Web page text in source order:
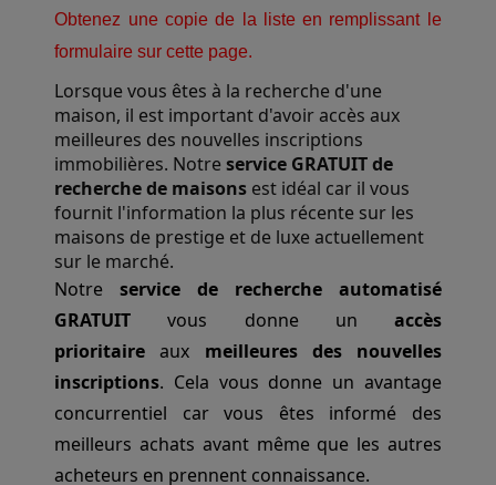
Obtenez une copie de la liste en remplissant le
formulaire sur cette page.
Lorsque vous êtes à la recherche d'une
maison, il est important d'avoir accès aux
meilleures des nouvelles inscriptions
immobilières. Notreservice GRATUIT de
recherche de maisons est idéal car il vous
fournit l'information la plus récente sur les
maisons de prestige et de luxe actuellement
sur le marché.
Notreservice de recherche automatisé
GRATUIT vous donne un accès
prioritaire aux meilleures des nouvelles
inscriptions. Cela vous donne un avantage
concurrentiel car vous êtes informé des
meilleurs achats avant même que les autres
acheteurs en prennent connaissance.